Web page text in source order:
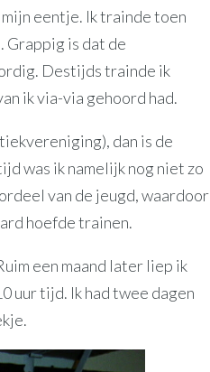
eentje. Ik trainde toen
Grappig is dat de
Destijds trainde ik
ik via-via gehoord had.
dan is de
was ik namelijk nog niet zo
van de jeugd, waardoor
hoefde trainen.
een maand later liep ik
uur tijd. Ik had twee dagen